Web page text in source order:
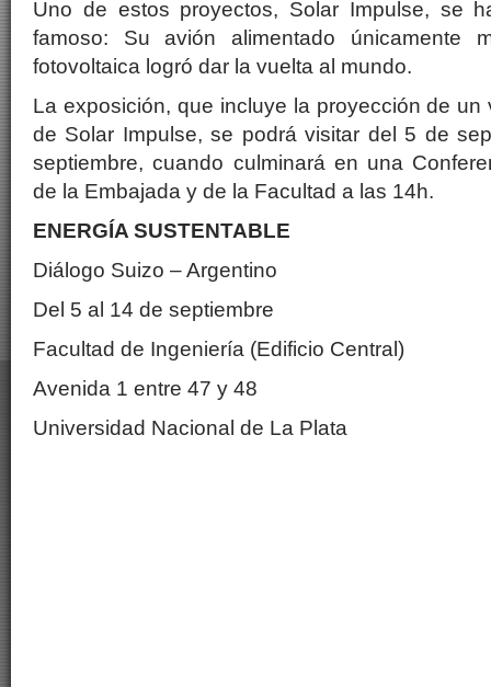
Uno de estos proyectos, Solar Impulse, se
famoso: Su avión alimentado única­mente
fotovoltaica logró dar la vuelta al mundo.
La exposición, que incluye la proyección de un
de Solar Impulse, se podrá visitar del 5 de
septiembre, cuando culminará en una
de la Embajada y de la Facultad a las 14h.
ENERGÍA SUSTENTABLE
Diálogo Suizo – Argentino
Del 5 al 14 de septiembre
Facultad de Ingeniería (Edificio Central)
Avenida 1 entre 47 y 48
Universidad Nacional de La Plata